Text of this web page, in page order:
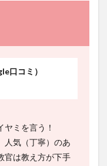
口コミ）
ミを言う！
人気（丁寧）のあ
官は教え方が下手